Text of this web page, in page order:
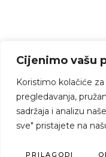
Cijenimo vašu
Koristimo kolačiće
pregledavanja,
sadržaja i analizu
sve" pristajete na
PRILAGODI